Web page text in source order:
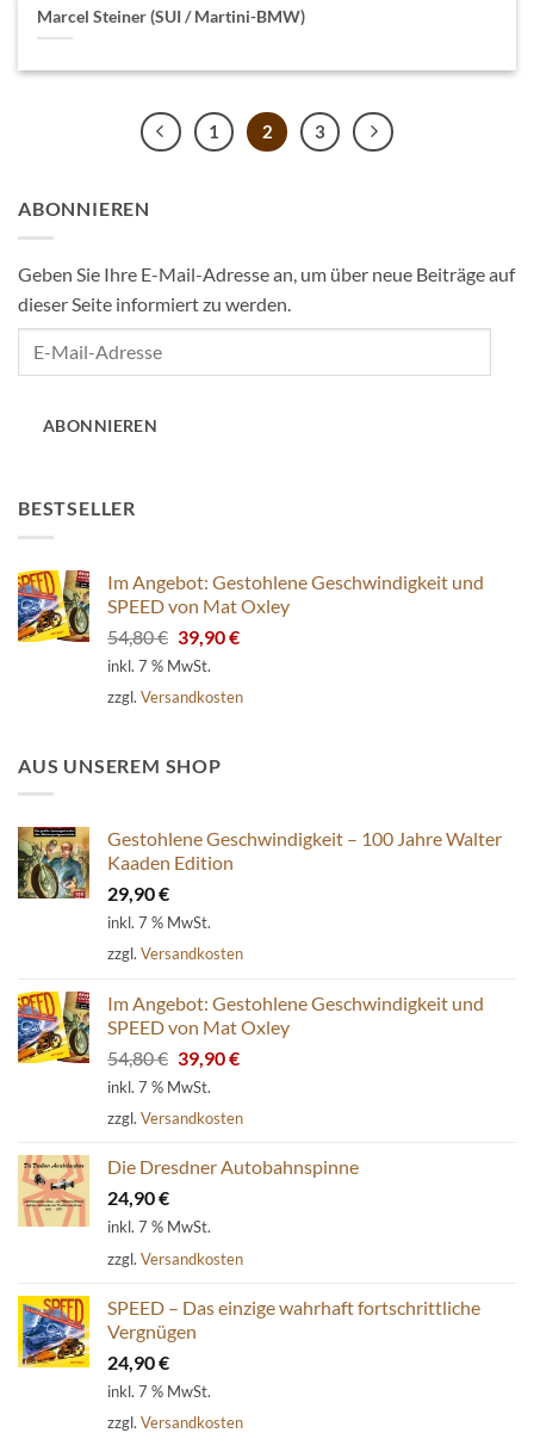
Marcel Steiner (SUI / Martini-BMW)
1 2 3
ABONNIEREN
Geben Sie Ihre E-Mail-Adresse an, um über neue Beiträge auf
dieser Seite informiert zu werden.
ABONNIEREN
BESTSELLER
Im Angebot: Gestohlene Geschwindigkeit und
SPEED von Mat Oxley
54,80€ Ursprünglicher
Preis
war:
54,80 €
39,90€Aktueller
39,90 €.
inkl. 7 % MwSt.
zzgl. Versandkosten
AUS UNSEREM SHOP
Gestohlene Geschwindigkeit – 100 Jahre Walter
Kaaden Edition
29,90€
inkl. 7 % MwSt.
zzgl. Versandkosten
Im Angebot: Gestohlene Geschwindigkeit und
SPEED von Mat Oxley
54,80€ Ursprünglicher
Preis
54,80 €
39,90€Aktueller
39,90 €.
inkl. 7 % MwSt.
zzgl. Versandkosten
Die Dresdner Autobahnspinne
24,90€
inkl. 7 % MwSt.
zzgl. Versandkosten
SPEED – Das einzige wahrhaft fortschrittliche
Vergnügen
24,90€
inkl. 7 % MwSt.
zzgl. Versandkosten